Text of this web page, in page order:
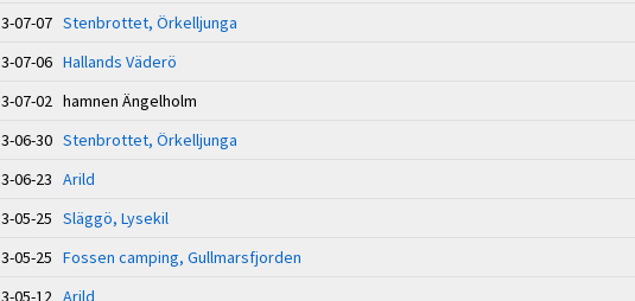
07-07 Stenbrottet, Örkelljunga
07-06 Hallands Väderö
07-02 hamnen Ängelholm
06-30 Stenbrottet, Örkelljunga
06-23 Arild
05-25 Släggö, Lysekil
05-25 Fossen camping, Gullmarsfjorden
05-12 Arild